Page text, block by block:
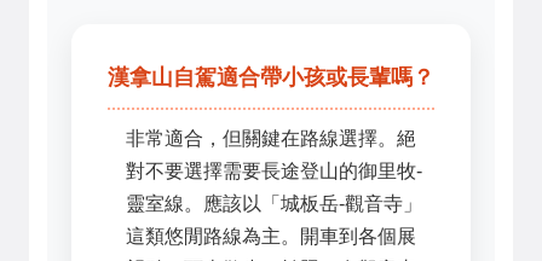
漢拿山自駕適合帶小孩或長輩嗎？
非常適合，但關鍵在路線選擇。絕
對不要選擇需要長途登山的御里牧-
靈室線。應該以「城板岳-觀音寺」
這類悠閒路線為主。開車到各個展